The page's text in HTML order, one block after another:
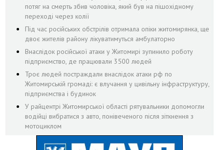
потяг на смерть збив чоловіка, який був на пішохідному
переході через колії
Під час російських обстрілів отримала опіки житомирянка, ще
двоє жителів району лікуватимуться амбулаторно
Внаслідок російської атаки у Житомирі зупинило роботу
підприємство, де працювали 3500 людей
Троє людей постраждали внаслідок атаки рф по
Житомирській громаді: є влучання у цивільну інфраструктуру,
підприємства і будинок
У райцентрі Житомирської області рятувальники допомогли
водійці вибратися з авто, понівеченого після зіткнення з
мотоциклом